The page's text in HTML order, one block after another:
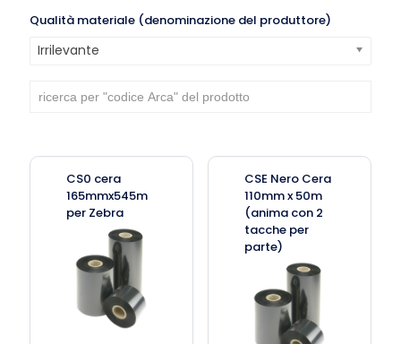
Qualità materiale (denominazione del produttore)
Irrilevante
CS0 cera
165mmx545m
per Zebra
CSE Nero Cera
110mm x 50m
(anima con 2
tacche per
parte)